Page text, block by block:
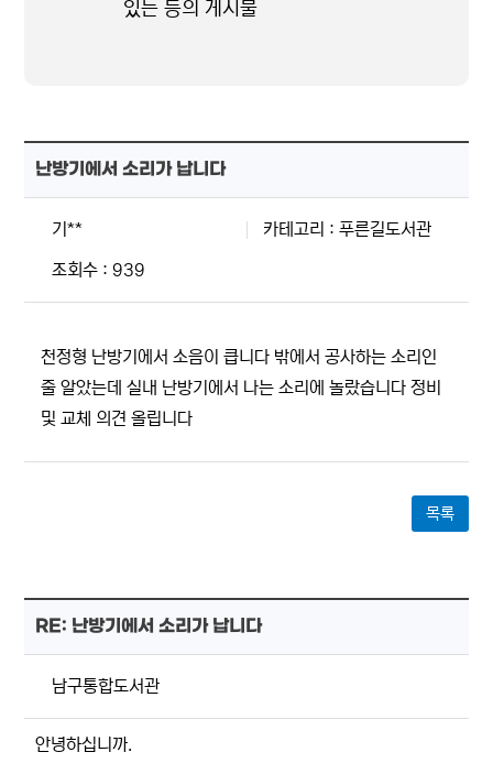
있는 등의 게시물
난방기에서 소리가 납니다
기** 카테고리 : 푸른길도서관
조회수 : 939
천정형 난방기에서 소음이 큽니다 밖에서 공사하는 소리인
줄 알았는데 실내 난방기에서 나는 소리에 놀랐습니다 정비
및 교체 의견 올립니다
목록
RE: 난방기에서 소리가 납니다
남구통합도서관
안녕하십니까.